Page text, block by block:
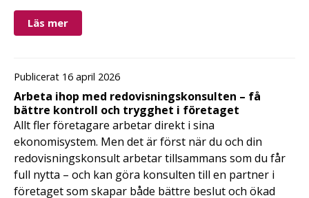
Läs mer
Publicerat 16 april 2026
Arbeta ihop med redovisningskonsulten – få
bättre kontroll och trygghet i företaget
Allt fler företagare arbetar direkt i sina
ekonomisystem. Men det är först när du och din
redovisningskonsult arbetar tillsammans som du får
full nytta – och kan göra konsulten till en partner i
företaget som skapar både bättre beslut och ökad